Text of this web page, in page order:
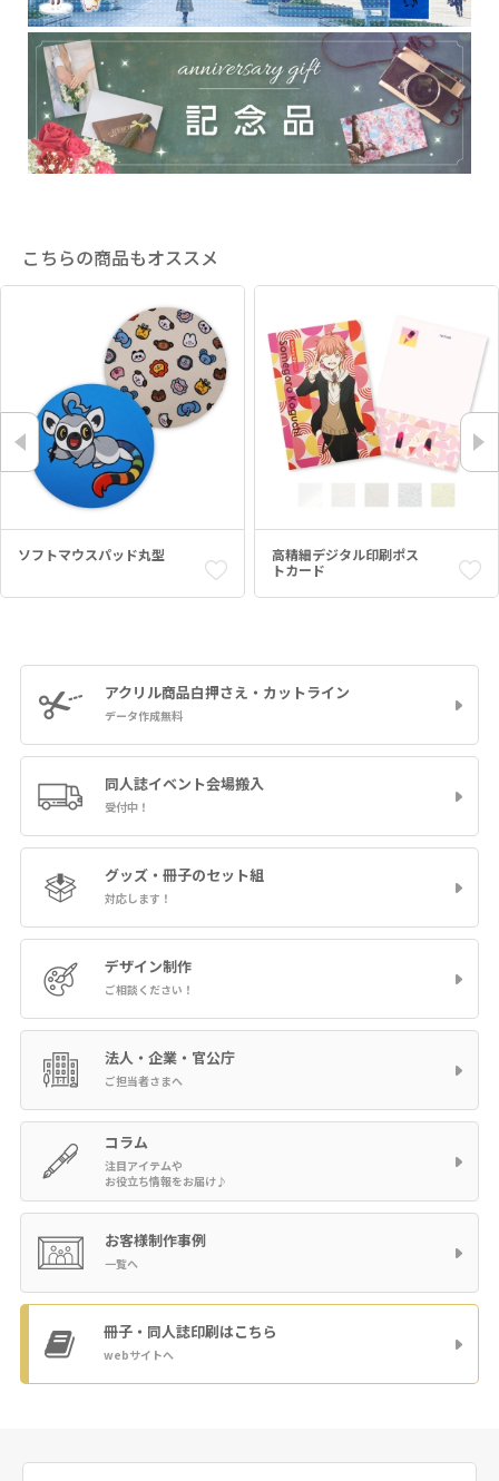
こちらの商品もオススメ
ソフトマウスパッド丸型
高精細デジタル印刷ポス
トカード
アクリル商品白押さえ・カットライン
データ作成無料
同人誌イベント会場搬入
受付中！
グッズ・冊子のセット組
対応します！
デザイン制作
ご相談ください！
法人・企業・官公庁
ご担当者さまへ
コラム
注目アイテムや
お役立ち情報をお届け♪
お客様制作事例
一覧へ
冊子・同人誌印刷はこちら
webサイトへ